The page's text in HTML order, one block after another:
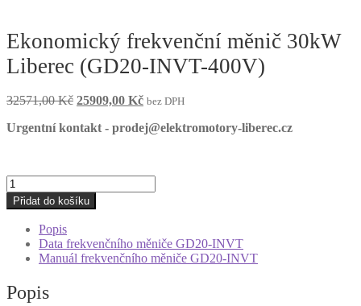
Ekonomický frekvenční měnič 30kW
Liberec (GD20-INVT-400V)
32571,00Kč Původní
byla:
25909,00 KčAktuální
je:
bez DPH
Urgentní kontakt - prodej@elektromotory-liberec.cz
Ekonomický
frekvenční
měnič
30kW
Liberec
(GD20-
INVT-
400V)
množství
Přidat do košíku
Popis
Data frekvenčního měniče GD20-INVT
Manuál frekvenčního měniče GD20-INVT
Popis